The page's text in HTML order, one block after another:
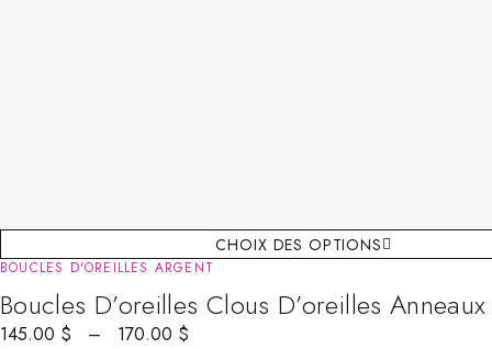
CHOIX DES OPTIONS
BOUCLES D'OREILLES ARGENT
Boucles D’oreilles Clous D’oreilles
145.00 $ – 170.00 $